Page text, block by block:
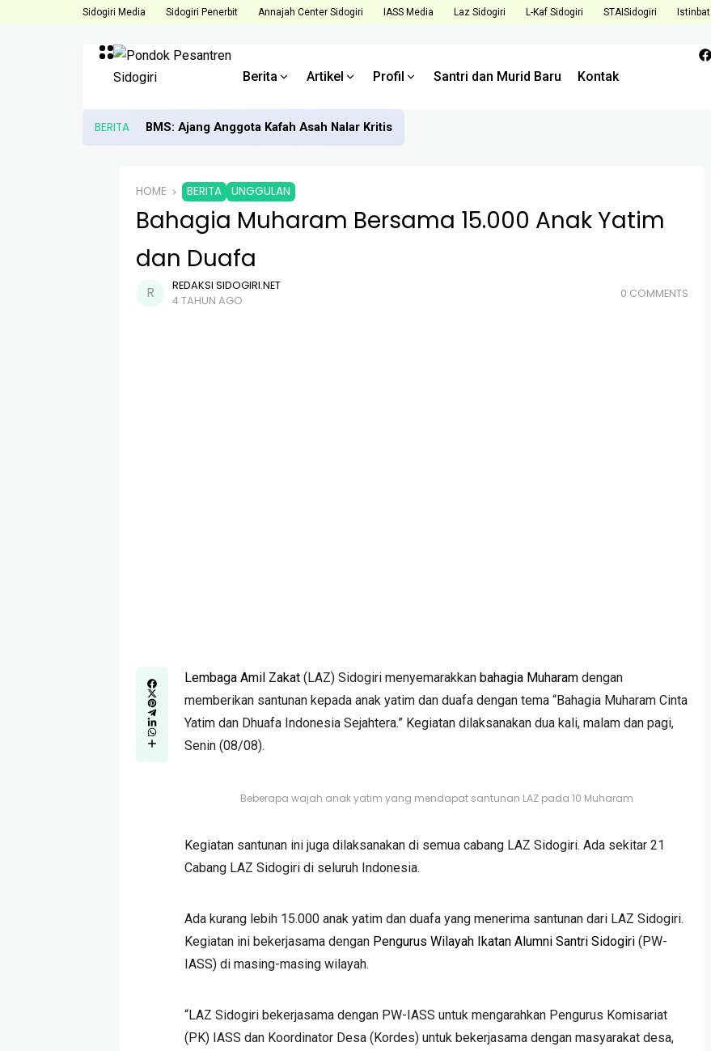
Sidogiri Media Sidogiri Penerbit Annajah Center Sidogiri IASS Media Laz Sidogiri L-Kaf Sidogiri STAISidogiri Istinbat
Berita Artikel Profil Santri dan Murid Baru Kontak
BERITA BMS: Ajang Anggota Kafah Asah Nalar Kritis
HOME BERITA UNGGULAN
Bahagia Muharam Bersama 15.000 Anak Yatim
dan Duafa
REDAKSI SIDOGIRI.NET
4 TAHUN AGO
0 COMMENTS
Lembaga Amil Zakat (LAZ) Sidogiri menyemarakkan bahagia Muharam dengan
memberikan santunan kepada anak yatim dan duafa dengan tema “Bahagia Muharam Cinta
Yatim dan Dhuafa Indonesia Sejahtera.” Kegiatan dilaksanakan dua kali, malam dan pagi,
Senin (08/08).
Beberapa wajah anak yatim yang mendapat santunan LAZ pada 10 Muharam
Kegiatan santunan ini juga dilaksanakan di semua cabang LAZ Sidogiri. Ada sekitar 21
Cabang LAZ Sidogiri di seluruh Indonesia.
Ada kurang lebih 15.000 anak yatim dan duafa yang menerima santunan dari LAZ Sidogiri.
Kegiatan ini bekerjasama dengan Pengurus Wilayah Ikatan Alumni Santri Sidogiri (PW-
IASS) di masing-masing wilayah.
“LAZ Sidogiri bekerjasama dengan PW-IASS untuk mengarahkan Pengurus Komisariat
(PK) IASS dan Koordinator Desa (Kordes) untuk bekerjasama dengan masyarakat desa,